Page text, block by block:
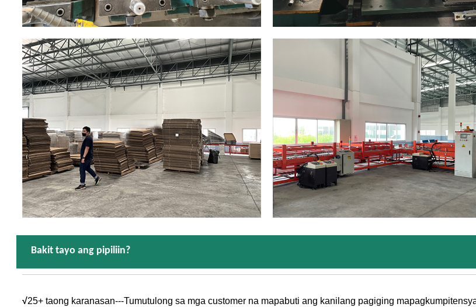
Bakit tayo ang pipiliin?
√25+ taong karanasan---Tumutulong sa mga customer na mapabuti ang kanilang pagiging